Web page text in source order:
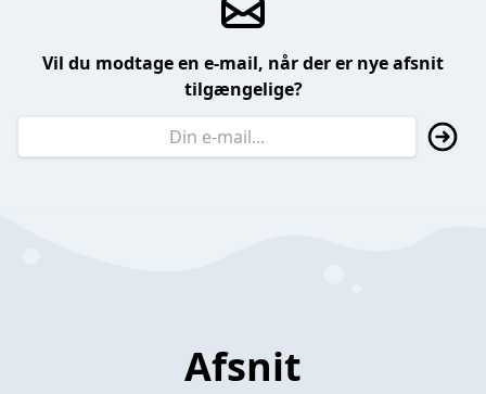
Vil du modtage en e-mail, når der er nye afsnit
tilgængelige?
Afsnit